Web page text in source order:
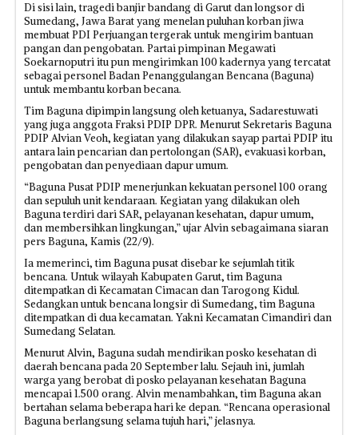
Di sisi lain, tragedi banjir bandang di Garut dan longsor di
Sumedang, Jawa Barat yang menelan puluhan korban jiwa
membuat PDI Perjuangan tergerak untuk mengirim bantuan
pangan dan pengobatan. Partai pimpinan Megawati
Soekarnoputri itu pun mengirimkan 100 kadernya yang tercatat
sebagai personel Badan Penanggulangan Bencana (Baguna)
untuk membantu korban becana.
Tim Baguna dipimpin langsung oleh ketuanya, Sadarestuwati
yang juga anggota Fraksi PDIP DPR. Menurut Sekretaris Baguna
PDIP Alvian Veoh, kegiatan yang dilakukan sayap partai PDIP itu
antara lain pencarian dan pertolongan (SAR), evakuasi korban,
pengobatan dan penyediaan dapur umum.
“Baguna Pusat PDIP menerjunkan kekuatan personel 100 orang
dan sepuluh unit kendaraan. Kegiatan yang dilakukan oleh
Baguna terdiri dari SAR, pelayanan kesehatan, dapur umum,
dan membersihkan lingkungan,” ujar Alvin sebagaimana siaran
pers Baguna, Kamis (22/9).
Ia memerinci, tim Baguna pusat disebar ke sejumlah titik
bencana. Untuk wilayah Kabupaten Garut, tim Baguna
ditempatkan di Kecamatan Cimacan dan Tarogong Kidul.
Sedangkan untuk bencana longsir di Sumedang, tim Baguna
ditempatkan di dua kecamatan. Yakni Kecamatan Cimandiri dan
Sumedang Selatan.
Menurut Alvin, Baguna sudah mendirikan posko kesehatan di
daerah bencana pada 20 September lalu. Sejauh ini, jumlah
warga yang berobat di posko pelayanan kesehatan Baguna
mencapai 1.500 orang. Alvin menambahkan, tim Baguna akan
bertahan selama beberapa hari ke depan. “Rencana operasional
Baguna berlangsung selama tujuh hari,” jelasnya.